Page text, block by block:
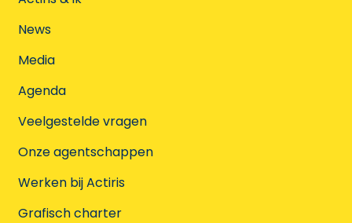
News
Media
Agenda
Veelgestelde vragen
Onze agentschappen
Werken bij Actiris
Grafisch charter